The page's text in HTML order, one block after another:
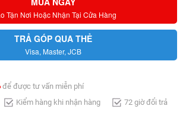
Tận Nơi Hoặc Nhận Tại Cửa Hàng
TRẢ GÓP QUA THẺ
Visa, Master, JCB
để được tư vấn miễn phí
Kiểm hàng khi nhận hàng 72 giờ đổi trả